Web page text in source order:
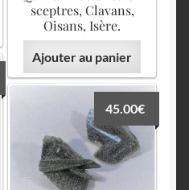
sceptres, Clavans,
Oisans, Isère.
Ajouter au panier
45.00€